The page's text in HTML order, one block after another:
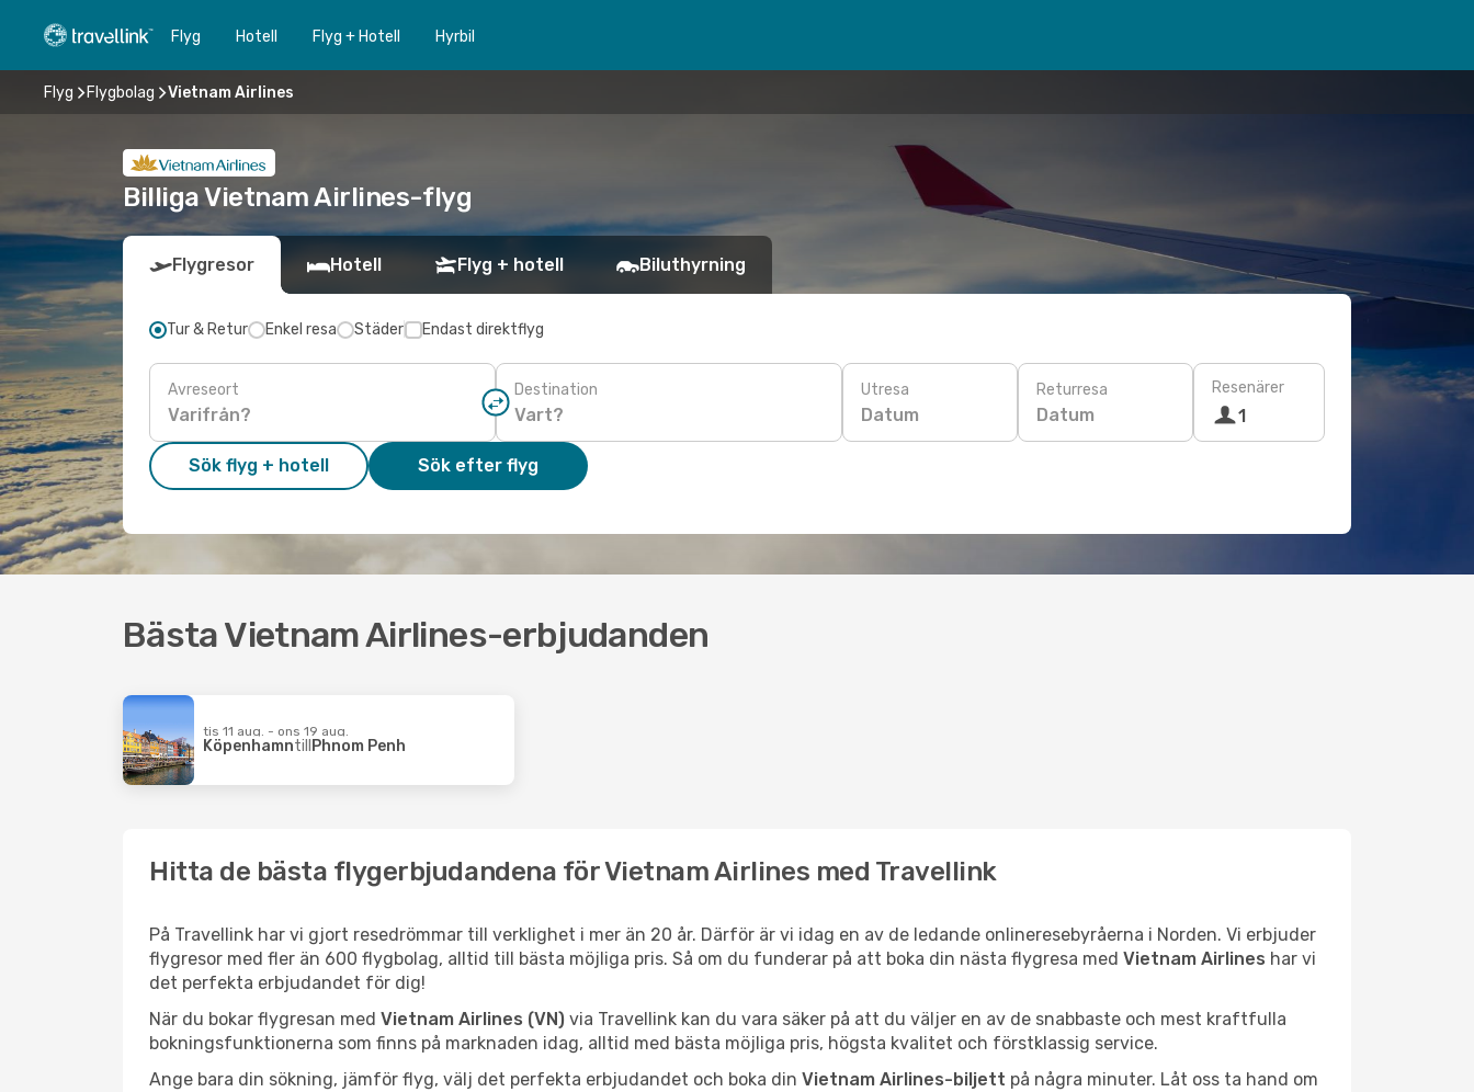
Flyg Hotell Flyg + Hotell Hyrbil
Flyg Flygbolag Vietnam Airlines
Billiga Vietnam Airlines-flyg
Flygresor Hotell Flyg + hotell Biluthyrning
Tur & Retur Enkel resa Städer Endast direktflyg
Avreseort Destination Utresa
Datum
Returresa
Datum
Resenärer
1
Sök flyg + hotell Sök efter flyg
Bästa Vietnam Airlines-erbjudanden
tis 11 aug. - ons 19 aug.
Köpenhamntill Phnom Penh
Hitta de bästa flygerbjudandena för Vietnam Airlines med Travellink
På Travellink har vi gjort resedrömmar till verklighet i mer än 20 år. Därför är vi idag en av de ledande onlineresebyråerna i Norden. Vi erbjuder
flygresor med fler än 600 flygbolag, alltid till bästa möjliga pris. Så om du funderar på att boka din nästa flygresa med Vietnam Airlines har vi
det perfekta erbjudandet för dig!
När du bokar flygresan med Vietnam Airlines (VN) via Travellink kan du vara säker på att du väljer en av de snabbaste och mest kraftfulla
bokningsfunktionerna som finns på marknaden idag, alltid med bästa möjliga pris, högsta kvalitet och förstklassig service.
Ange bara din sökning, jämför flyg, välj det perfekta erbjudandet och boka din Vietnam Airlines-biljett på några minuter. Låt oss ta hand om